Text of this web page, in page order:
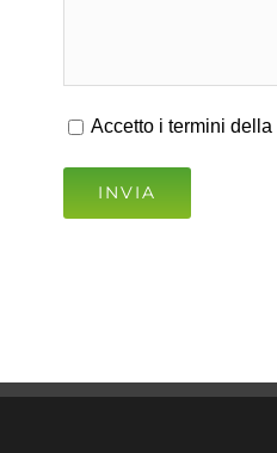
Accetto i termini della